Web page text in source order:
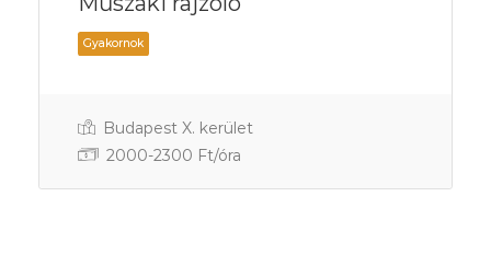
Gyakornok
Budapest X. kerület
2000-2300 Ft/óra